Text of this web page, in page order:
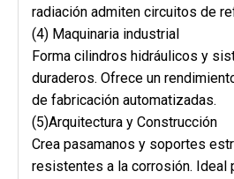
radiación admiten circuitos de
(4) Maquinaria industrial
Forma cilindros hidráulicos y
duraderos. Ofrece un
de fabricación automatizadas.
(5)Arquitectura y Construcción
Crea pasamanos y soportes
resistentes a la corrosión. Ideal